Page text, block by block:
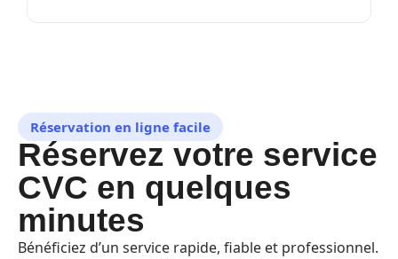
Réservation en ligne facile
Réservez votre service
CVC en quelques
minutes
Bénéficiez d’un service rapide, fiable et professionnel.